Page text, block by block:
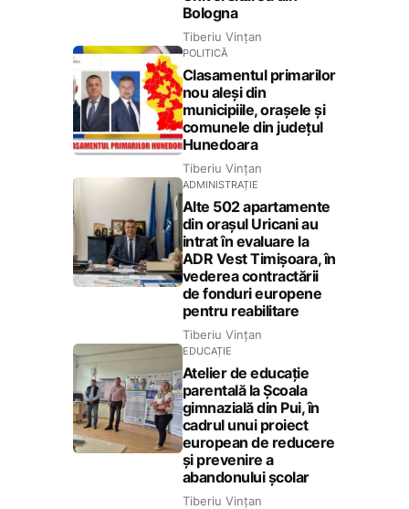
Bologna
Tiberiu Vințan
POLITICĂ
Clasamentul primarilor
nou aleși din
municipiile, orașele și
comunele din județul
Hunedoara
Tiberiu Vințan
ADMINISTRAȚIE
Alte 502 apartamente
din orașul Uricani au
intrat în evaluare la
ADR Vest Timișoara, în
vederea contractării
de fonduri europene
pentru reabilitare
Tiberiu Vințan
EDUCAȚIE
Atelier de educație
parentală la Școala
gimnazială din Pui, în
cadrul unui proiect
european de reducere
și prevenire a
abandonului școlar
Tiberiu Vințan